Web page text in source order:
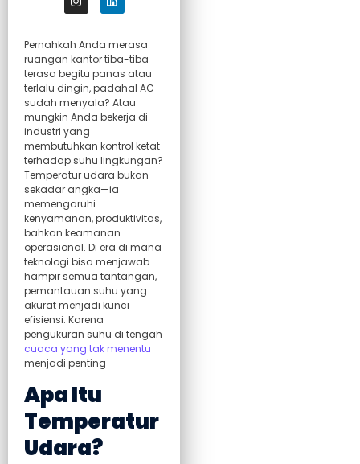
Pernahkah Anda merasa
ruangan kantor tiba-tiba
terasa begitu panas atau
terlalu dingin, padahal AC
sudah menyala? Atau
mungkin Anda bekerja di
industri yang
membutuhkan kontrol ketat
terhadap suhu lingkungan?
Temperatur udara bukan
sekadar angka—ia
memengaruhi
kenyamanan, produktivitas,
bahkan keamanan
operasional. Di era di mana
teknologi bisa menjawab
hampir semua tantangan,
pemantauan suhu yang
akurat menjadi kunci
efisiensi. Karena
pengukuran suhu di tengah
cuaca yang tak menentu
menjadi penting
Apa Itu
Temperatur
Udara?